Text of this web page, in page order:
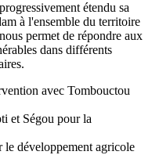
étendu sa
à l'ensemble du territoire
permet de répondre aux
dans différents
avec Tombouctou
et Ségou pour la
le développement agricole